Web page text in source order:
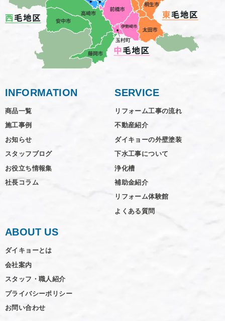
INFORMATION
商品一覧
施工事例
お知らせ
スタッフブログ
お役立ち情報集
社長コラム
SERVICE
リフォーム工事の流れ
不動産紹介
ダイキョーの外壁塗装
下水工事について
浄化槽
補助金紹介
リフォーム体験館
よくある質問
ABOUT US
ダイキョーとは
会社案内
スタッフ・職人紹介
プライバシーポリシー
お問い合わせ